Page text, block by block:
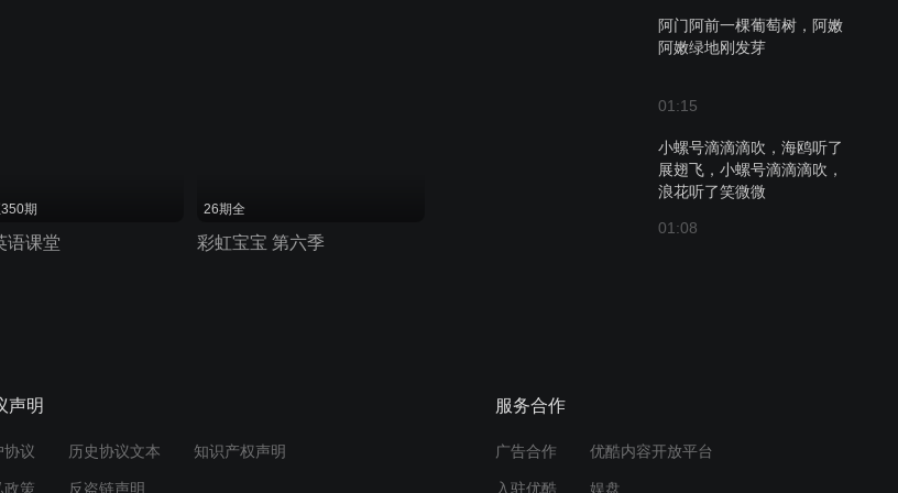
阿门阿前一棵葡萄树，阿嫩
阿嫩绿地刚发芽
01:15
小螺号滴滴滴吹，海鸥听了
展翅飞，小螺号滴滴滴吹，
浪花听了笑微微
01:08
期
语课堂
26期全
彩虹宝宝 第六季
声明
协议 历史协议文本 知识产权声明
政策 反盗链声明
服务合作
广告合作 优酷内容开放平台
入驻优酷 娱盘